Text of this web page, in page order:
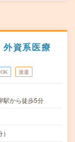
外資系医療
派遣
駅から徒歩5分